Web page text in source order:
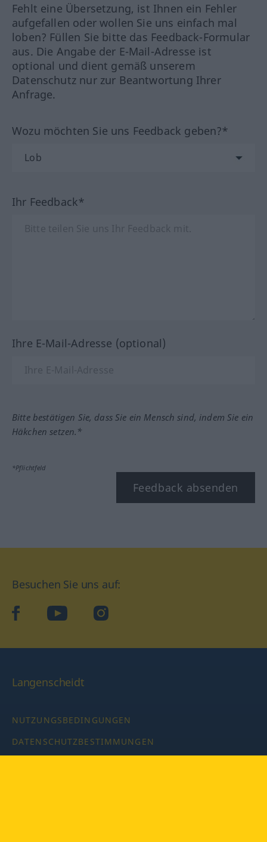
Fehlt eine Übersetzung, ist Ihnen ein Fehler
aufgefallen oder wollen Sie uns einfach mal
loben? Füllen Sie bitte das Feedback-Formular
aus. Die Angabe der E-Mail-Adresse ist
optional und dient gemäß unserem
Datenschutz nur zur Beantwortung Ihrer
Anfrage.
Wozu möchten Sie uns Feedback geben?*
Ihr Feedback*
Ihre E-Mail-Adresse (optional)
Bitte bestätigen Sie, dass Sie ein Mensch sind, indem Sie ein
Häkchen setzen.*
*Pflichtfeld
Feedback absenden
Besuchen Sie uns auf:
facebookYouTube Instagram
Langenscheidt
NUTZUNGSBEDINGUNGEN
DATENSCHUTZBESTIMMUNGEN